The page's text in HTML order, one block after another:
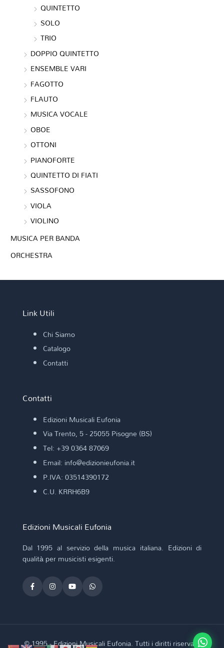
QUINTETTO
SOLO
TRIO
DOPPIO QUINTETTO
ENSEMBLE VARI
FAGOTTO
FLAUTO
MUSICA VOCALE
OBOE
OTTONI
PIANOFORTE
QUINTETTO DI FIATI
SASSOFONO
VIOLA
VIOLINO
MUSICA PER BANDA
ORCHESTRA
Link Utili
Chi Siamo
Catalogo
Contatti
Contatti
Edizioni Musicali Eufonia
Via Trento, 5 - 25055 Pisogne (BS)
Tel: +39 0364 87069
Email: info@edizionieufonia.it
P.IVA: 03514390172
C.U. KRRH6B9
Edizioni Musicali Eufonia
Dal 1995 al servizio della musica italiana. Edizioni di
qualità per musicisti esigenti.
© 1995 - Edizioni Musicali Eufonia. Tutti i diritti riservati.